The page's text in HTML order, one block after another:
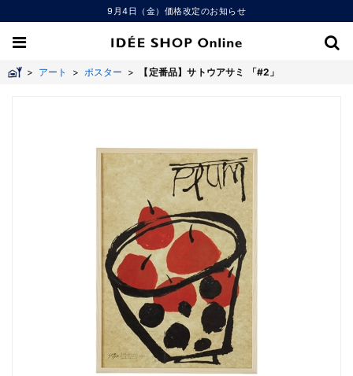
9月4日（金）価格改定のお知らせ
> アート > ポスター > 【定番品】サトウアサミ 「#2」